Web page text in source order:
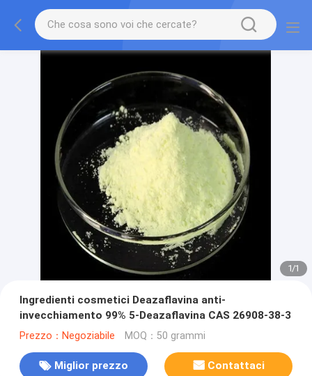
1/1
Ingredienti cosmetici Deazaflavina anti-
invecchiamento 99% 5-Deazaflavina CAS 26908-38-3
Prezzo：Negoziabile MOQ：50 grammi
Miglior prezzo Contattaci